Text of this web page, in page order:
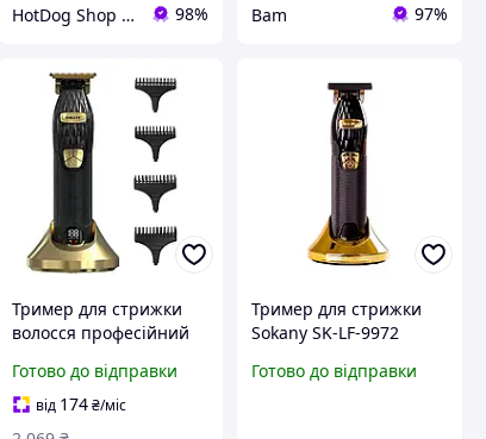
HotDog Shop - Найкращі товари для дому та сімʼї, з любовʼю до деталей! 98% Bam 97%
Тример для стрижки
волосся професійний
мАг бритва для бороди
з зарядкою USB Sokany
Готово до відправки
від 174 ₴/міс
Тример для стрижки
Sokany SK-LF-9972
дисплеєм, в чорному із
Готово до відправки